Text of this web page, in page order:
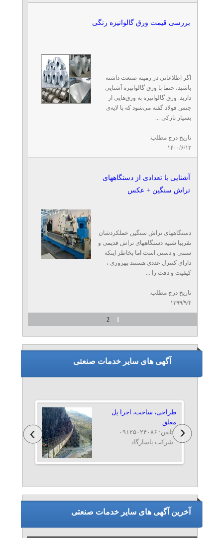
بررسی قیمت ورق گالوانیزه رنگی
اگر اطلاعاتی در زمینه صنعت داشته
باشید، حتما با ورق گالوانیزه آشنایی
دارید. ورق گالوانیزه به ورق‌هایی از
جنس فولاد گفته می‌شود که با لایه‌ی
بسیار نازکی ...
تاریخ درج مطلب:
۱۴۰۰/۶/۱۳
آشنایی با تعدادی از دستگاههای
تراش سنگین + عکس
دستگاههای تراش سنگین عملکردشان
تقریبا شبیه دستگاههای تراش قدیمی و
سنتی و دستی است اما بخاطر اینکه
دارای کنترل عددی هستند بهروری ،
کیفیت و دقت را ...
تاریخ درج مطلب:
۱۳۹۹/۹/۴
1
2
آگهی های سایر خدمات صنعتی
طراحی، ساخت، اجرا پل
معلق
شرکت پاسارگاد
تلفن: ۰۹۱۲۵۰۲۴۰۸۶
گروه خدمات آرتمیس
آخرین آگهی های سایر خدمات صنعتی